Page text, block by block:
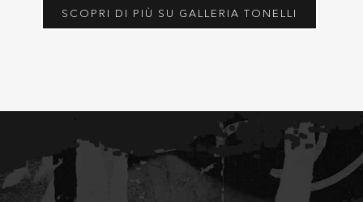
SCOPRI DI PIÙ SU GALLERIA TONELLI